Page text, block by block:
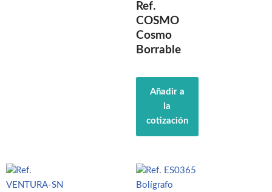
Ref.
COSMO
Cosmo
Borrable
Añadir a
la
cotización